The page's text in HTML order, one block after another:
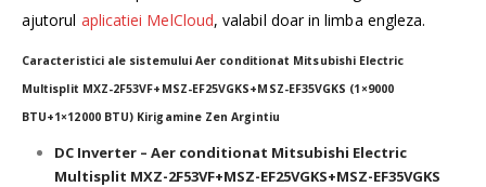
ajutorul aplicatiei MelCloud, valabil doar in limba engleza.
Caracteristici ale sistemului Aer conditionat Mitsubishi Electric
Multisplit MXZ-2F53VF+MSZ-EF25VGKS+MSZ-EF35VGKS (1×9000
BTU+1×12000 BTU) Kirigamine Zen Argintiu
DC Inverter – Aer conditionat Mitsubishi Electric
Multisplit MXZ-2F53VF+MSZ-EF25VGKS+MSZ-EF35VGKS